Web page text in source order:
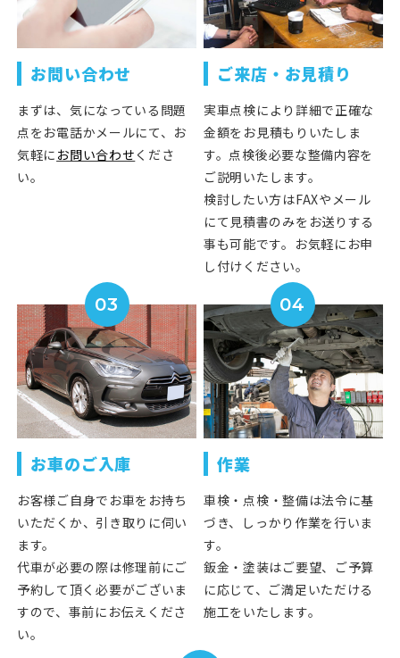
お問い合わせ
まずは、気になっている問題
点をお電話かメールにて、お
気軽にお問い合わせくださ
い。
ご来店・お見積り
実車点検により詳細で正確な
金額をお見積もりいたしま
す。点検後必要な整備内容を
ご説明いたします。
検討したい方はFAXやメール
にて見積書のみをお送りする
事も可能です。お気軽にお申
し付けください。
03
お車のご入庫
お客様ご自身でお車をお持ち
いただくか、引き取りに伺い
ます。
代車が必要の際は修理前にご
予約して頂く必要がございま
すので、事前にお伝えくださ
い。
04
作業
車検・点検・整備は法令に基
づき、しっかり作業を行いま
す。
鈑金・塗装はご要望、ご予算
に応じて、ご満足いただける
施工をいたします。